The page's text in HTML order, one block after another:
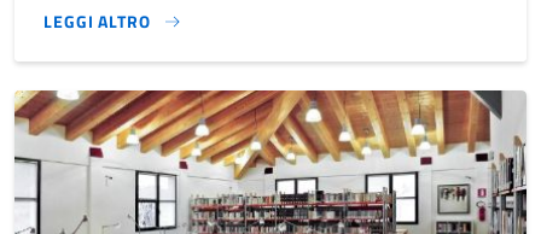
LEGGI ALTRO
}